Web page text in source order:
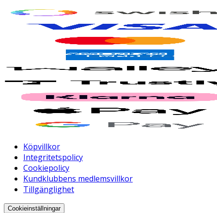
Köpvillkor
Integritetspolicy
Cookiepolicy
Kundklubbens medlemsvillkor
Tillgänglighet
Cookieinställningar